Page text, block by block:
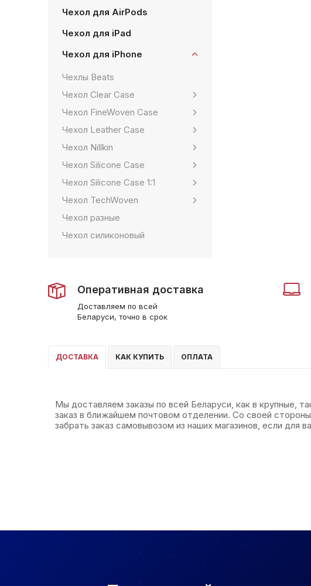
Чехол для AirPods
Чехол для iPad
Чехол для iPhone
Чехлы Beats
Чехол Clear Case
Чехол FineWoven Case
Чехол Leather Case
Чехол Nillkin
Чехол Silicone Case
Чехол Silicone Case 1:1
Чехол TechWoven
Чехол разные
Чехол силиконовый
Оперативная доставка
Доставляем по всей
Беларуси, точно в срок
ДОСТАВКА КАК КУПИТЬ ОПЛАТА
Мы доставляем заказы по всей Беларуси, как в крупные,
заказ в ближайшем почтовом отделении. Со своей
забрать заказ самовывозом из наших магазинов, если для